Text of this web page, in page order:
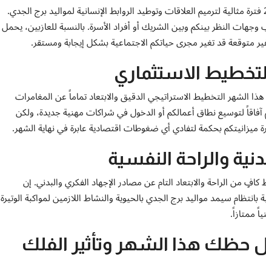
على الصعيد العاطفي والعائلي، يعتبر شهر يوليو 2026 فترة مثالية لترميم العلاقات وتوطيد الروابط الإنسانية لمواليد برج الجدي.
النظر بينكم وبين الشريك أو أفراد الأسرة. بالنسبة للعازبين، يحمل
متوقعة قد تغير مجرى حياتكم الاجتماعية بشكل إيجابة ومستقر.
الاستثماري
الشهر التخطيط الاستراتيجي الدقيق والابتعاد تماماً عن المغامرات
لتوسيع نطاق أعمالكم أو الدخول في شراكات مهنية جديدة، ولكن
ميزانيتكم بحكمة لتفادي أي ضغوطات اقتصادية عابرة في نهاية الشهر.
والراحة النفسية
من الراحة والابتعاد التام عن مصادر الإجهاد الفكري والبدني. إن
سيمد مواليد برج الجدي بالحيوية والنشاط اللازمين لمواكبة الوتيرة
ممتازاً.
حظك هذا الشهر وتأثير الفلك